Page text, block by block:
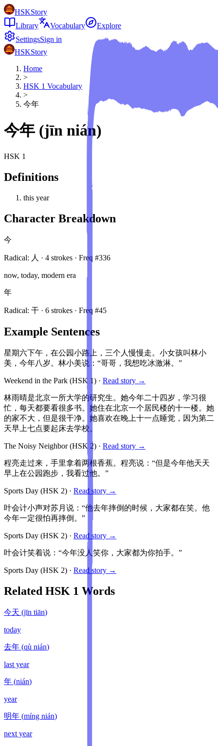
HSKStory
Library
Vocabulary
Explore
SettingsSign in
HSKStory
Home
>
HSK 1 Vocabulary
>
今年
今年 (jīn nián)
HSK 1
Definitions
this year
Character Breakdown
今
Radical: 人 · 4 strokes · Freq #336
now, today, modern era
年
Radical: 干 · 6 strokes · Freq #45
Example Sentences
星期六下午，在公园小路上，三个人慢慢走。小女孩叫林小
美，今年八岁。林小美说：“哥哥，我想吃冰激淋。”
Weekend in the Park (HSK 1) · Read story →
林雨晴是北京一所大学的研究生。她今年二十四岁，学习很
忙，每天都要看很多书。她住在北京一个居民楼的十一楼。她
的家不大，但是很干净。她喜欢在晚上十一点睡觉，因为第二
天早上七点要起床去学校。
The Noisy Neighbor(HSK 2) · Read story →
程亮走过来，手里拿着两根香蕉。程亮说：“但是今年他天天
早上在公园跑步，我看过他。”
Sports Day (HSK 2) · Read story →
叶会计小声对苏月说：“他去年摔倒的时候，大家都在笑。他
今年一定很怕再摔倒。”
Sports Day (HSK 2) · Read story →
叶会计笑着说：“今年没人笑你，大家都为你拍手。”
Sports Day (HSK 2) · Read story →
Related HSK 1 Words
今天 (jīn tiān)
today
去年 (qù nián)
last year
年 (nián)
year
明年 (míng nián)
next year